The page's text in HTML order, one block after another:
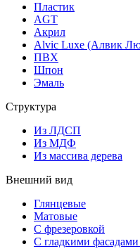
Пластик
AGT
Акрил
Alvic Luxe (Алвик
ПВХ
Шпон
Эмаль
Структура
Из ЛДСП
Из МДФ
Из массива дерева
Внешний вид
Глянцевые
Матовые
С фрезеровкой
С гладкими фасадами